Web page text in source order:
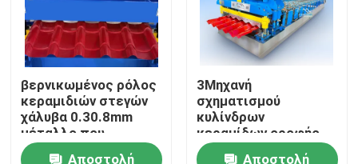
Σπίτι
Προϊόντα
Περίπου εμείς
βερνικωμένος ρόλος
κεραμιδιών στεγών
χάλυβα 0.30.8mm
μέταλλο που
διαμορφώνει τη
Αποστολή
3Μηχανή
σχηματισμού
κυλίνδρων
κεραμίδων οροφής
1000 mm με
Αποστολή